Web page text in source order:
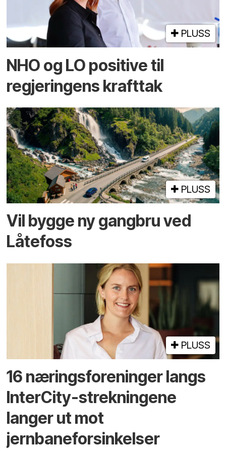
PLUSS
NHO og LO positive til
regjeringens krafttak
PLUSS
Vil bygge ny gangbru ved
Låtefoss
PLUSS
16 næringsforeninger langs
InterCity-strekningene
langer ut mot
jernbaneforsinkelser